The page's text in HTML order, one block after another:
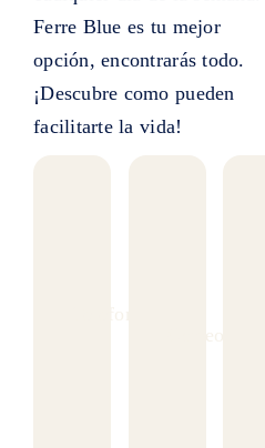
Ferre Blue es tu mejor
opción, encontrarás todo.
¡Descubre como pueden
facilitarte la vida!